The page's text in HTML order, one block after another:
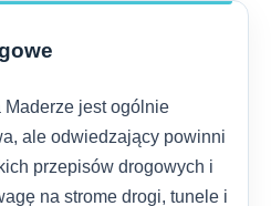
jest ogólnie
ale odwiedzający powinni
przepisów drogowych i
na strome drogi, tunele i